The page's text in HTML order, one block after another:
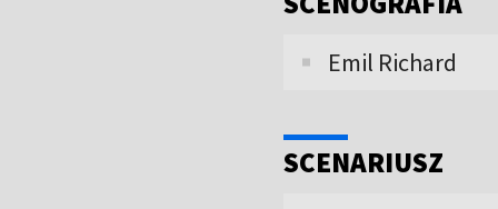
Emil Richard
SCENARIUSZ